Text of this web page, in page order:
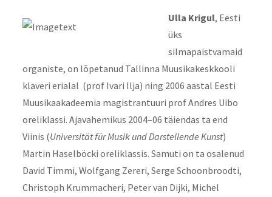
Ulla Krigul, Eesti
üks
silmapaistvamaid
organiste, on lõpetanud Tallinna Muusikakeskkooli
klaveri erialal (prof Ivari Ilja) ning 2006 aastal Eesti
Muusikaakadeemia magistrantuuri prof Andres Uibo
oreliklassi. Ajavahemikus 2004–06 täiendas ta end
Viinis (Universität für Musik und Darstellende Kunst)
Martin Haselböcki oreliklassis. Samuti on ta osalenud
David Timmi, Wolfgang Zereri, Serge Schoonbroodti,
Christoph Krummacheri, Peter van Dijki, Michel